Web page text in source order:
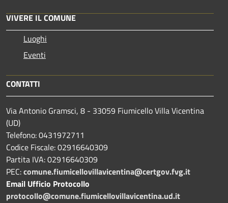
VIVERE IL COMUNE
Luoghi
Eventi
CONTATTI
Via Antonio Gramsci, 8 - 33059 Fiumicello Villa Vicentina
(UD)
Telefono: 0431972711
Codice Fiscale: 02916640309
Partita IVA: 02916640309
PEC:comune.fiumicellovillavicentina@certgov.fvg.it
Email Ufficio Protocollo
protocollo@comune.fiumicellovillavicentina.ud.it